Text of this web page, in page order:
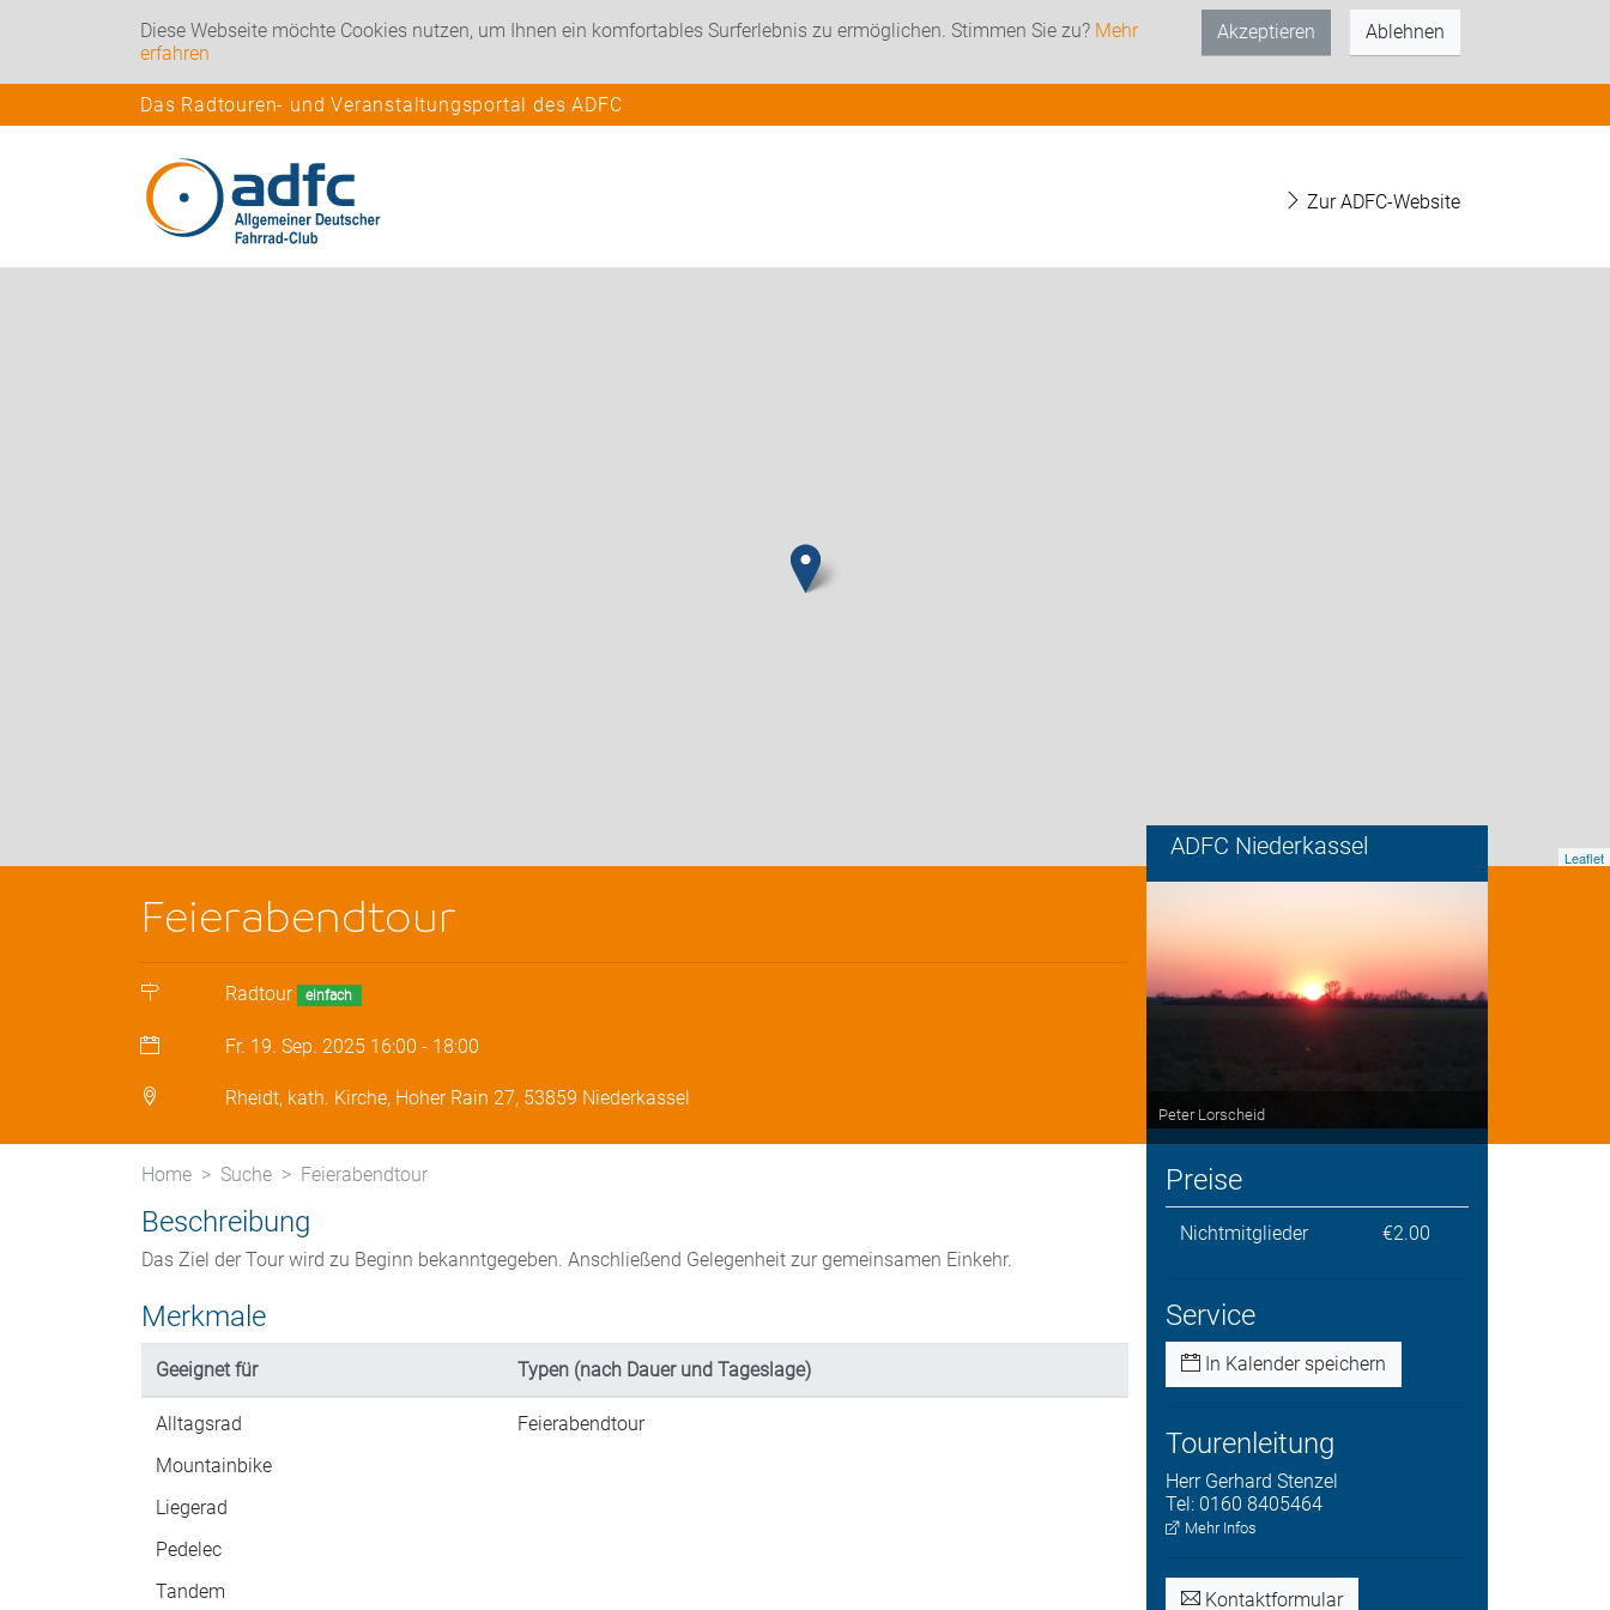
Diese Webseite möchte Cookies nutzen, um Ihnen ein komfortables Surferlebnis zu ermöglichen. Stimmen Sie zu? Mehr
erfahren
Akzeptieren Ablehnen
Das Radtouren- und Veranstaltungsportal des ADFC
Zur ADFC-Website
Leaflet
ADFC Niederkassel
Feierabendtour
Radtour einfach
Fr. 19. Sep. 2025 16:00 - 18:00
Rheidt, kath. Kirche, Hoher Rain 27, 53859 Niederkassel
Peter Lorscheid
Preise
Nichtmitglieder €2.00
Service
In Kalender speichern
Tourenleitung
Herr Gerhard Stenzel
Tel: 0160 8405464
Mehr Infos
Kontaktformular
Home Suche Feierabendtour
Beschreibung
Das Ziel der Tour wird zu Beginn bekanntgegeben. Anschließend Gelegenheit zur gemeinsamen Einkehr.
Merkmale
Geeignet für Typen (nach Dauer und Tageslage)
Alltagsrad
Mountainbike
Liegerad
Pedelec
Tandem
Feierabendtour